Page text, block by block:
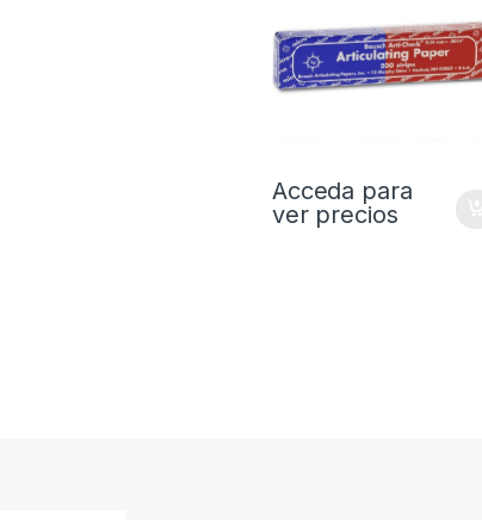
Acceda para
ver precios